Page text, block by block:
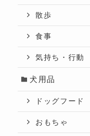
散歩
食事
気持ち・行動
犬用品
ドッグフード
おもちゃ